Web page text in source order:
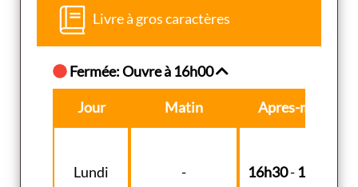
Livre à gros caractères
Fermée: Ouvre à 16h00
Jour Matin Apres-midi
Lundi - 16h30- 18h30